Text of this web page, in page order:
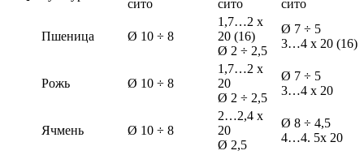
сито
сито
сито
Пшеница Ø 10 ÷ 8
1,7…2 х
20 (16)
Ø 2 ÷ 2,5
Ø 7 ÷ 5
3…4 х 20 (16)
Рожь Ø 10 ÷ 8
1,7…2 х
20
Ø 2 ÷ 2,5
Ø 7 ÷ 5
3…4 х 20
Ячмень Ø 10 ÷ 8
2…2,4 х
20
Ø 2,5
Ø 8 ÷ 4,5
4…4. 5х 20